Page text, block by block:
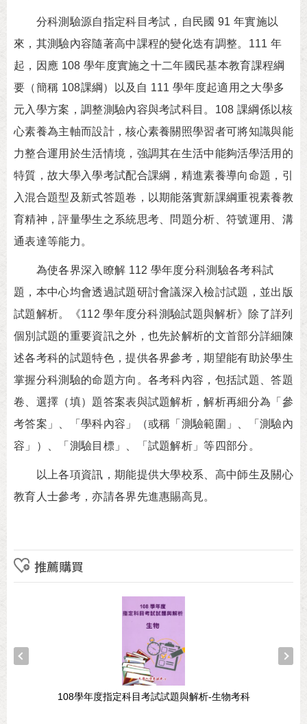
分科測驗源自指定科目考試，自民國 91 年實施以
來，其測驗內容隨著高中課程的變化迭有調整。111 年
起，因應 108 學年度實施之十二年國民基本教育課程綱
要（簡稱 108課綱）以及自 111 學年度起適用之大學多
元入學方案，調整測驗內容與考試科目。108 課綱係以核
心素養為主軸而設計，核心素養關照學習者可將知識與能
力整合運用於生活情境，強調其在生活中能夠活學活用的
特質，故大學入學考試配合課綱，精進素養導向命題，引
入混合題型及新式答題卷，以期能落實新課綱重視素養教
育精神，評量學生之系統思考、問題分析、符號運用、溝
通表達等能力。
為使各界深入瞭解 112 學年度分科測驗各考科試
題，本中心均會透過試題研討會議深入檢討試題，並出版
試題解析。《112 學年度分科測驗試題與解析》除了詳列
個別試題的重要資訊之外，也先於解析的文首部分詳細陳
述各考科的試題特色，提供各界參考，期望能有助於學生
掌握分科測驗的命題方向。各考科內容，包括試題、答題
卷、選擇（填）題答案表與試題解析，解析再細分為「參
考答案」、「學科內容」（或稱「測驗範圍」、「測驗內
容」）、「測驗目標」、「試題解析」等四部分。
以上各項資訊，期能提供大學校系、高中師生及關心
教育人士參考，亦請各界先進惠賜高見。
推薦購買
108學年度指定科目考試試題與解析-生物考科